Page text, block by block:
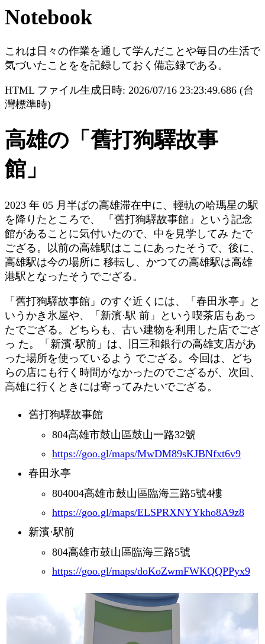
Notebook
これは日々の作業を通して学んだことや毎日の生活で
気づいたことをを記録しておく備忘録である。
HTML ファイル生成日時: 2026/07/16 23:23:49.686 (台
灣標準時)
高雄の「舊打狗驛故事
館」
2023 年 05 月半ばの高雄滞在中に、輕軌の哈瑪星の駅
を降りたところで、 「舊打狗驛故事館」という記念
館があることに気付いたので、中を見学してみ たで
ござる。以前の高雄駅はここにあったそうで、後に、
高雄駅は今の場所に 移転し、かつての高雄駅は高雄
港駅となったそうでござる。
「舊打狗驛故事館」のすぐ近くには、「春田氷亭」と
いうかき氷屋や、「新濱·駅 前」という喫茶店もあっ
たでござる。どちらも、古い建物を利用した店でござ
っ た。「新濱·駅前」は、旧三和銀行の高雄支店があ
った場所を使っているよう でござる。今回は、どち
らの店にも行く時間がなかったのでござるが、次回、
高雄に行くときには寄ってみたいでござる。
舊打狗驛故事館
804高雄市鼓山區鼓山一路32號
https://goo.gl/maps/MwDM89sKJBNfxt6v9
春田氷亭
804004高雄市鼓山區臨海三路5號4樓
https://goo.gl/maps/ELSPRXNYYkho8A9z8
新濱·駅前
804高雄市鼓山區臨海三路5號
https://goo.gl/maps/doKoZwmFWKQQPPyx9